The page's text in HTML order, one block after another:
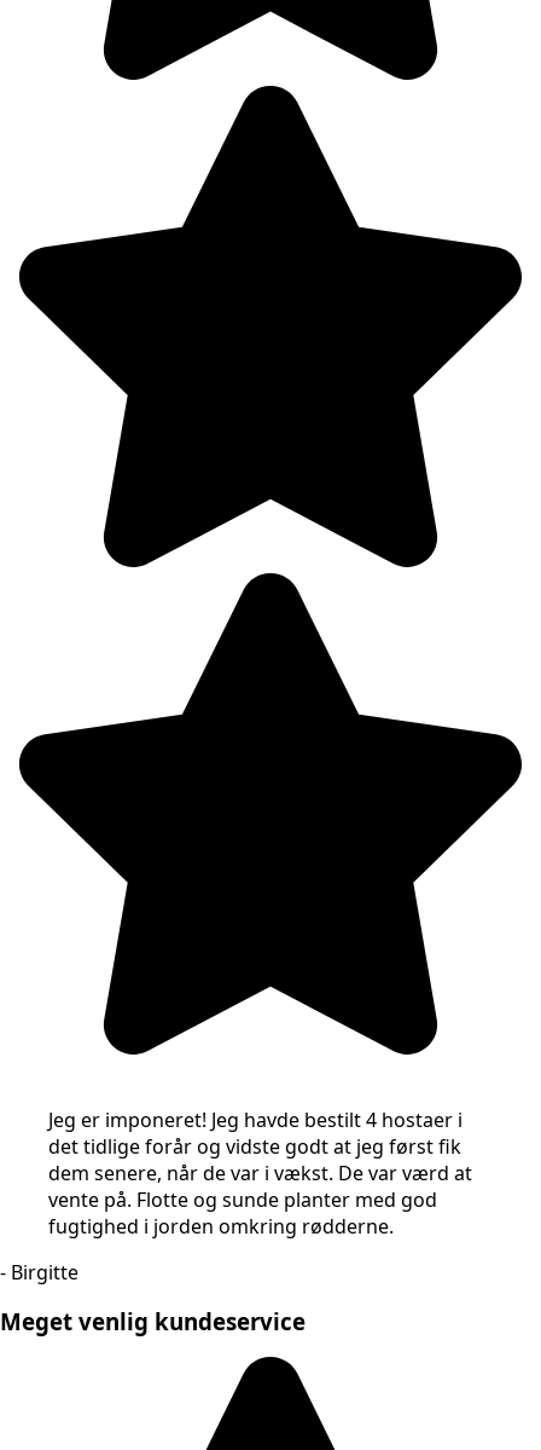
Jeg er imponeret! Jeg havde bestilt 4 hostaer i
det tidlige forår og vidste godt at jeg først fik
dem senere, når de var i vækst. De var værd at
vente på. Flotte og sunde planter med god
fugtighed i jorden omkring rødderne.
- Birgitte
Meget venlig kundeservice